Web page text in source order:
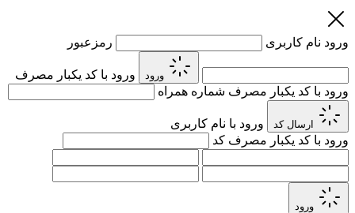
ورود نام کاربری رمزعبور
ورود
ورود با کد یکبار مصرف
ورود با کد یکبار مصرف شماره همراه
ارسال کد
ورود با نام کاربری
ورود با کد یکبار مصرف کد
ورود